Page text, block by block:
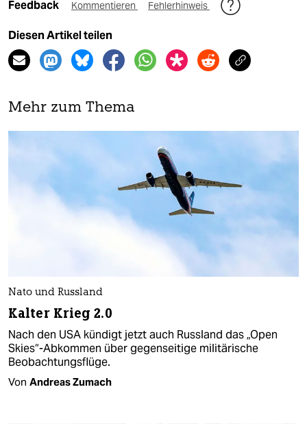
Feedback Kommentieren Fehlerhinweis
Diesen Artikel teilen
Mehr zum Thema
Nato und Russland
Kalter Krieg 2.0
Nach den USA kündigt jetzt auch Russland das „Open
Skies“-Abkommen über gegenseitige militärische
Beobachtungsflüge.
Von Andreas Zumach